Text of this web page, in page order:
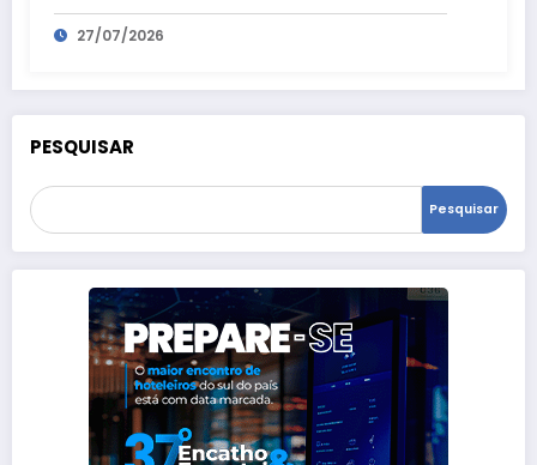
27/07/2026
PESQUISAR
Pesquisar